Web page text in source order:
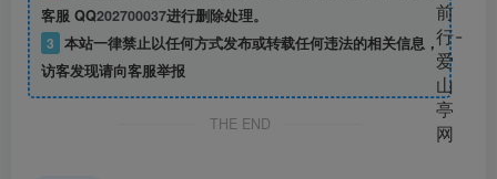
客服 QQ202700037进行删除处理。
3 本站一律禁止以任何方式发布或转载任何违法的相关信息，
访客发现请向客服举报
THE END